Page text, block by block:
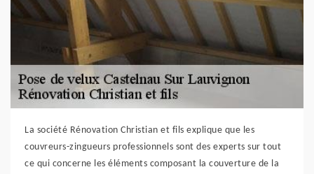
La société Rénovation Christian et fils explique que les
couvreurs-zingueurs professionnels sont des experts sur tout
ce qui concerne les éléments composant la couverture de la